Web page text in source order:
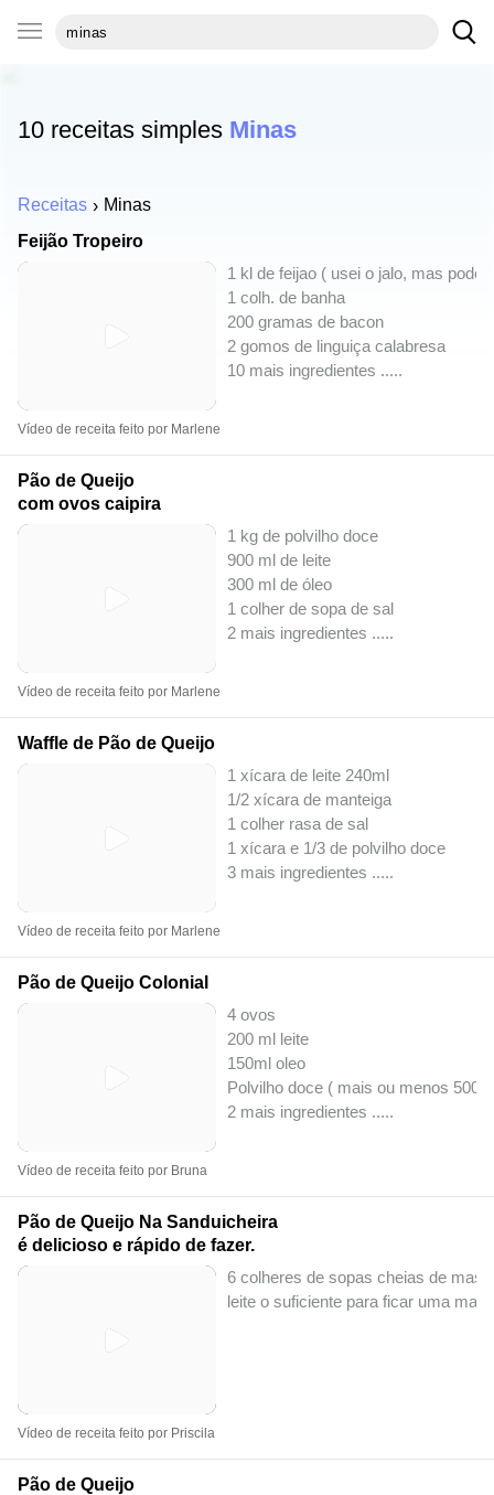
10 receitas simples Minas
Receitas
Minas
Feijão Tropeiro
1 kl de feijao ( usei o jalo, mas pode
1 colh. de banha
200 gramas de bacon
2 gomos de linguiça calabresa
10 mais ingredientes .....
Vídeo de receita feito por Marlene
Pão de Queijo
com ovos caipira
1 kg de polvilho doce
900 ml de leite
300 ml de óleo
1 colher de sopa de sal
2 mais ingredientes .....
Vídeo de receita feito por Marlene
Waffle de Pão de Queijo
1 xícara de leite 240ml
1/2 xícara de manteiga
1 colher rasa de sal
1 xícara e 1/3 de polvilho doce
3 mais ingredientes .....
Vídeo de receita feito por Marlene
Pão de Queijo Colonial
4 ovos
200 ml leite
150ml oleo
Polvilho doce ( mais ou menos 500g)
2 mais ingredientes .....
Vídeo de receita feito por Bruna
Pão de Queijo Na Sanduicheira
é delicioso e rápido de fazer.
6 colheres de sopas cheias de
leite o suficiente para ficar uma
Vídeo de receita feito por Priscila
Pão de Queijo